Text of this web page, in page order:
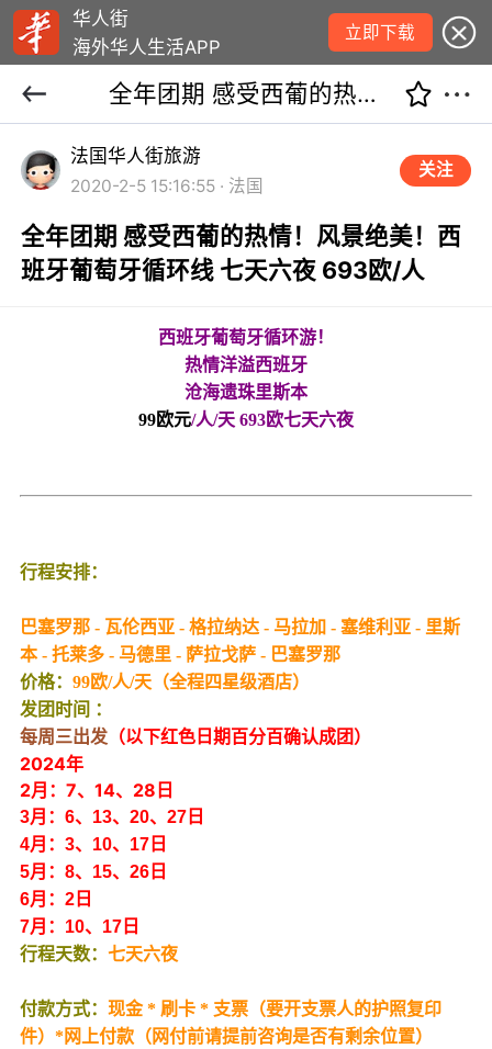
华人街
海外华人生活APP
立即下载
全年团期 感受西葡的热情！风景绝美！西班牙葡萄牙循环线 七天六夜 693欧/人
法国华人街旅游
2020-2-5 15:16:55 · 法国
关注
全年团期 感受西葡的热情！风景绝美！西
班牙葡萄牙循环线 七天六夜 693欧/人
西班牙葡萄牙循环游！
热情洋溢西班牙
沧海遗珠里斯本
99欧元/人/天 693欧七天六夜
行程安排：
巴塞罗那 - 瓦伦西亚 - 格拉纳达 - 马拉加 - 塞维利亚 - 里斯
本 - 托莱多 - 马德里 - 萨拉戈萨 - 巴塞罗那
价格：99欧/人/天（全程四星级酒店）
发团时间 ：
每周三出发 （以下红色日期百分百确认成团）
2024年
2月：7、14、28日
3月：6、13、20、27日
4月：3、10、17日
5月：8、15、26日
6月：2日
7月：10、17日
行程天数：七天六夜
付款方式：现金 * 刷卡 * 支票（要开支票人的护照复印
件）*网上付款（网付前请提前咨询是否有剩余位置）